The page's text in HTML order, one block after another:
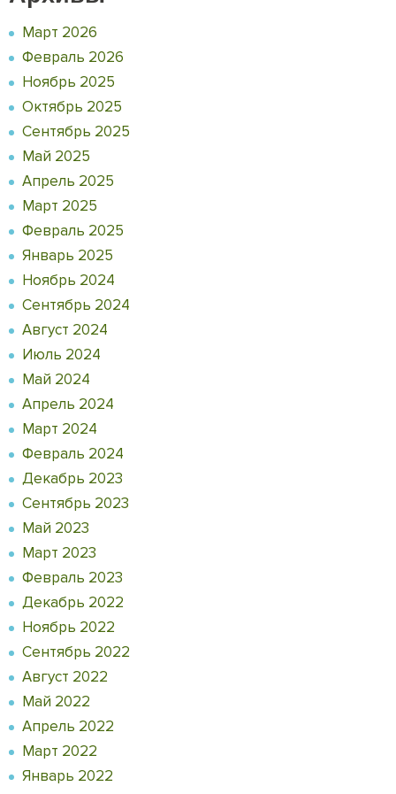
Март 2026
Февраль 2026
Ноябрь 2025
Октябрь 2025
Сентябрь 2025
Май 2025
Апрель 2025
Март 2025
Февраль 2025
Январь 2025
Ноябрь 2024
Сентябрь 2024
Август 2024
Июль 2024
Май 2024
Апрель 2024
Март 2024
Февраль 2024
Декабрь 2023
Сентябрь 2023
Май 2023
Март 2023
Февраль 2023
Декабрь 2022
Ноябрь 2022
Сентябрь 2022
Август 2022
Май 2022
Апрель 2022
Март 2022
Январь 2022